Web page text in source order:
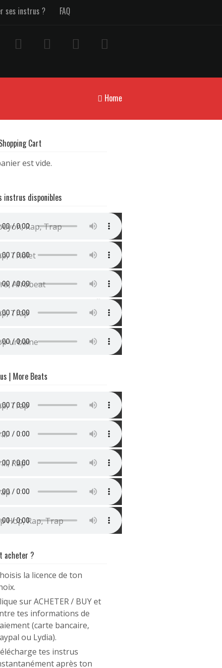
ses instrus ? FAQ
Home
Cart
est vide.
instrus disponibles
Trap Bouyon (TH x 1T1 Type beat) | Bouyav
Rap, Trap
Rap Mélodieuse (Youssoupha Type Beat) |
Triolet
Djo x Gims type Beat (Instru Afro) | Allumer
Afrobeat
Trap Sombre (La Rvfleuze type beat) | Nuit
Trap
Zumba / Pop Urbaine | Latina
urbaine
| More Beats
Trap
DRILL SOMBRE Type Freeze Corleone x Pop Smoke
Drill Type Kekra x Green Montana | Green
Rap
Trap Sombre (21 Savage type beat) | Enfer
Hop, Rap, Trap
acheter ?
la licence de ton
sur ACHETER / BUY et
tes informations de
(carte bancaire,
ou Lydia).
tes instrus
après ton